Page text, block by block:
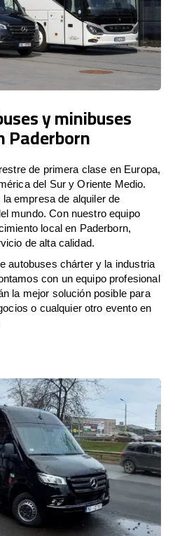
y minibuses
Paderborn
de primera clase en Europa,
del Sur y Oriente Medio.
empresa de alquiler de
mundo. Con nuestro equipo
local en Paderborn,
de alta calidad.
autobuses chárter y la industria
con un equipo profesional
la mejor solución posible para
o cualquier otro evento en